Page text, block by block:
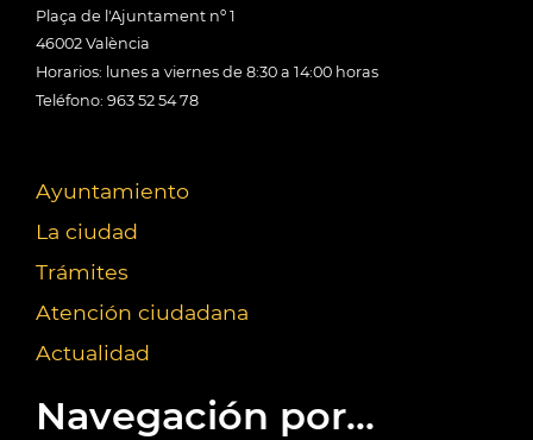
Plaça de l'Ajuntament nº 1
46002 València
Horarios: lunes a viernes de 8:30 a 14:00 horas
Teléfono: 963 52 54 78
Ayuntamiento
La ciudad
Trámites
Atención ciudadana
Actualidad
Navegación por...